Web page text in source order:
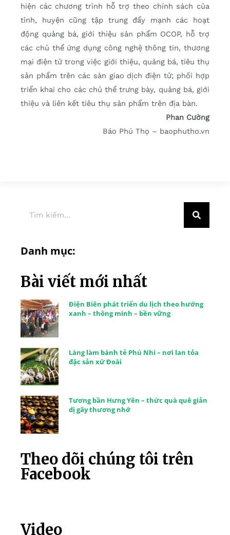
hiện các chương trình hỗ trợ theo chính sách của
tỉnh, huyện cũng tập trung đẩy mạnh các hoạt
động quảng bá, giới thiệu sản phẩm OCOP, hỗ trợ
các chủ thể ứng dụng công nghệ thông tin, thương
mại điện tử trong việc giới thiệu, quảng bá, tiêu thụ
sản phẩm trên các sàn giao dịch điện tử; phối hợp
triển khai cho các chủ thể trưng bày, quảng bá, giới
thiệu và liên kết tiêu thụ sản phẩm trên địa bàn.
Phan Cường
Báo Phú Thọ – baophutho.vn
Danh mục:
Bài viết mới nhất
Điện Biên phát triển du lịch theo hướng
xanh – thông minh – bền vững
Làng làm bánh tẻ Phú Nhi – nơi lan tỏa
đặc sản xứ Đoài
Tương bần Hưng Yên – thức quà quê giản
dị gây thương nhớ
Theo dõi chúng tôi trên
Facebook
Video